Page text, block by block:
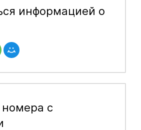
информацией о
с